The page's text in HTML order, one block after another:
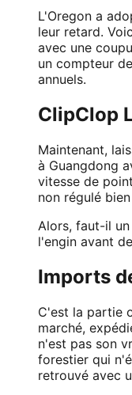
L'Oregon a
leur retard.
avec une
un compteur
annuels.
ClipClop
Maintenant,
à Guangdong
vitesse de
non régulé
Alors, faut-il
l'engin avant
Imports
C'est la partie
marché,
n'est pas son
forestier qui
retrouvé avec